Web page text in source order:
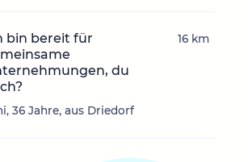
bin bereit für
du
36 Jahre, aus Driedorf
16 km